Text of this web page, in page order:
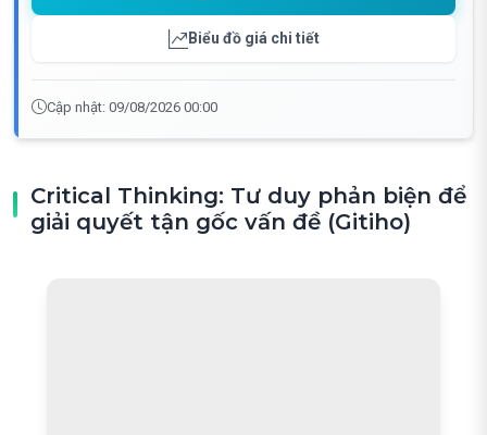
Biểu đồ giá chi tiết
Cập nhật: 09/08/2026 00:00
Critical Thinking: Tư duy phản biện để
giải quyết tận gốc vấn đề (Gitiho)